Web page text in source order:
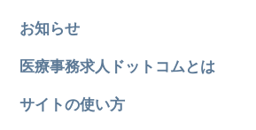
お知らせ
医療事務求人ドットコムとは
サイトの使い方